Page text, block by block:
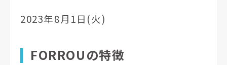
2023年8月1日(火)
FORROUの特徴